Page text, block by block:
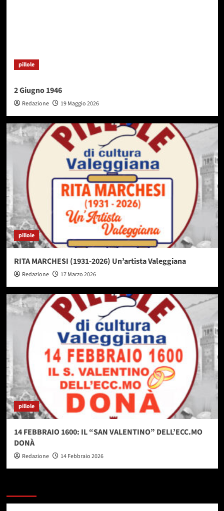
pillole
2 Giugno 1946
Redazione 19 Maggio 2026
pillole
RITA MARCHESI (1931-2026) Un’artista Valeggiana
Redazione 17 Marzo 2026
pillole
14 FEBBRAIO 1600: IL “SAN VALENTINO” DELL’ECC.MO
DONÀ
Redazione 14 Febbraio 2026